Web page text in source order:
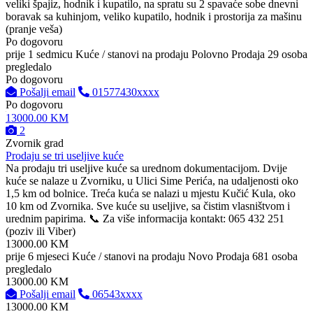
veliki špajiz, hodnik i kupatilo, na spratu su 2 spavaće sobe dnevni
boravak sa kuhinjom, veliko kupatilo, hodnik i prostorija za mašinu
(pranje veša)
Po dogovoru
prije 1 sedmicu Kuće / stanovi na prodaju Polovno Prodaja 29 osoba
pregledalo
Po dogovoru
Pošalji email
01577430xxxx
Po dogovoru
13000.00 KM
2
Zvornik grad
Prodaju se tri useljive kuće
Na prodaju tri useljive kuće sa urednom dokumentacijom. Dvije
kuće se nalaze u Zvorniku, u Ulici Sime Perića, na udaljenosti oko
1,5 km od bolnice. Treća kuća se nalazi u mjestu Kučić Kula, oko
10 km od Zvornika. Sve kuće su useljive, sa čistim vlasništvom i
urednim papirima. 📞 Za više informacija kontakt: 065 432 251
(poziv ili Viber)
13000.00 KM
prije 6 mjeseci Kuće / stanovi na prodaju Novo Prodaja 681 osoba
pregledalo
13000.00 KM
Pošalji email
06543xxxx
13000.00 KM